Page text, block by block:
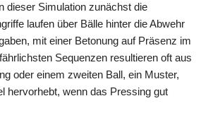
dieser Simulation zunächst die
laufen über Bälle hinter die Abwehr
mit einer Betonung auf Präsenz im
Sequenzen resultieren oft aus
oder einem zweiten Ball, ein Muster,
hervorhebt, wenn das Pressing gut